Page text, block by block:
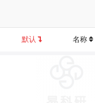
默认 名称